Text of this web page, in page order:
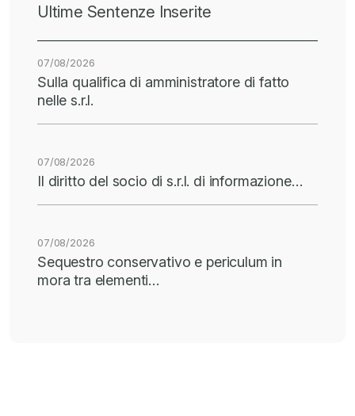
Ultime Sentenze Inserite
07/08/2026
Sulla qualifica di amministratore di fatto
nelle s.r.l.
07/08/2026
Il diritto del socio di s.r.l. di informazione…
07/08/2026
Sequestro conservativo e periculum in
mora tra elementi…